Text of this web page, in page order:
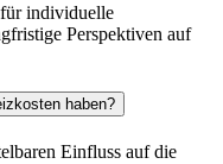
individuelle
Perspektiven auf
haben?
Einfluss auf die